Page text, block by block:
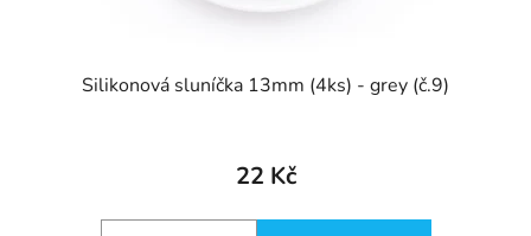
Silikonová sluníčka 13mm (4ks) - grey (č.9)
22 Kč